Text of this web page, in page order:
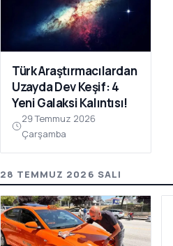
Türk Araştırmacılardan
Uzayda Dev Keşif: 4
Yeni Galaksi Kalıntısı!
29 Temmuz 2026
Çarşamba
28 TEMMUZ 2026 SALI